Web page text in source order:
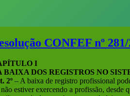
CONFEF nº
I
BAIXA DOS REGISTROS NO
2º – A baixa de registro profissional
estiver exercendo a profissão, desde